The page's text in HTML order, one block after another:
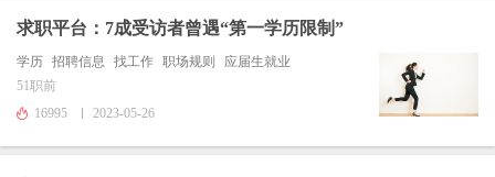
求职平台：7成受访者曾遇“第一学历限制”
学历 招聘信息 找工作 职场规则
应届生就业
51职前
16995
2023-05-26